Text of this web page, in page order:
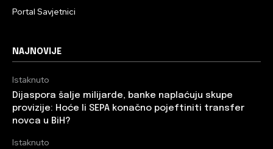
Portal Savjetnici
NAJNOVIJE
Istaknuto
Dijaspora šalje milijarde, banke naplaćuju skupe
provizije: Hoće li SEPA konačno pojeftiniti transfer
novca u BiH?
Istaknuto